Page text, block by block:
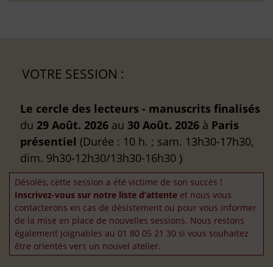
VOTRE SESSION :
Le cercle des lecteurs - manuscrits finalisés
du 29 Août. 2026 au 30 Août. 2026 à Paris
présentiel (Durée : 10 h. ; sam. 13h30-17h30,
dim. 9h30-12h30/13h30-16h30 )
Désolés, cette session a été victime de son succès !
Inscrivez-vous sur notre liste d’attente et nous vous
contacterons en cas de désistement ou pour vous informer
de la mise en place de nouvelles sessions. Nous restons
également joignables au 01 80 05 21 30 si vous souhaitez
être orientés vers un nouvel atelier.